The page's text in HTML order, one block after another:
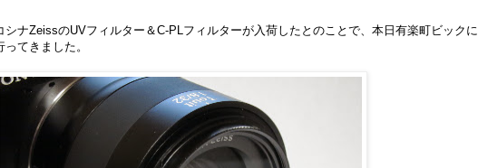
シナZeissのUVフィルター＆C-PLフィルターが入荷したとのことで、本日有楽町ビックに
ってきました。